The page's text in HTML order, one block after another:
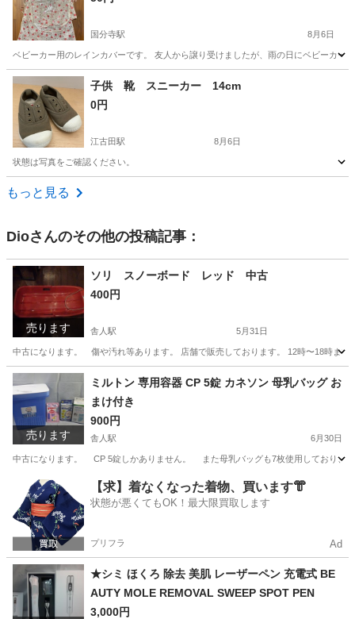
国分寺駅 8月6日
ベビーカー用のレインカバーです。 友人から譲り受けましたが、雨の日にベビーカ
東京 国分寺市 国分寺駅 子供用品
子供 靴 スニーカー 14cm
0円
江古田駅 8月6日
状態は写真をご確認ください。
東京 練馬区
もっと見る
Dioさんのその他の投稿記事：
売ります
ソリ スノーボード レッド 中古
400円
舎人駅 5月31日
中古になります。 傷や汚れ等あります。 店舗で販売しております。 12時〜18時ま
東京 足立区 舎人駅 その他
売ります
ミルトン 専用容器 CP 5錠 カネソン 母乳バッグ お
まけ付き
900円
舎人駅 6月30日
中古になります。 CP 5錠しかありません。 また母乳バッグも7枚使用しており、
東京 足立区 舎人駅 ベビー用品 容器
【求】着なくなった着物、買います👘
状態が悪くてもOK！最大限買取します
プリフラ Ad
★シミ ほくろ 除去 美肌 レーザーペン 充電式 BE
AUTY MOLE REMOVAL SWEEP SPOT PEN
3,000円